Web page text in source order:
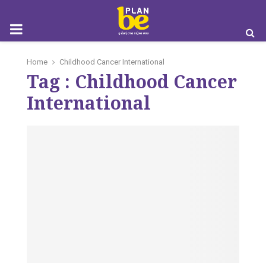
M
Home Childhood Cancer International
Tag : Childhood Cancer
International